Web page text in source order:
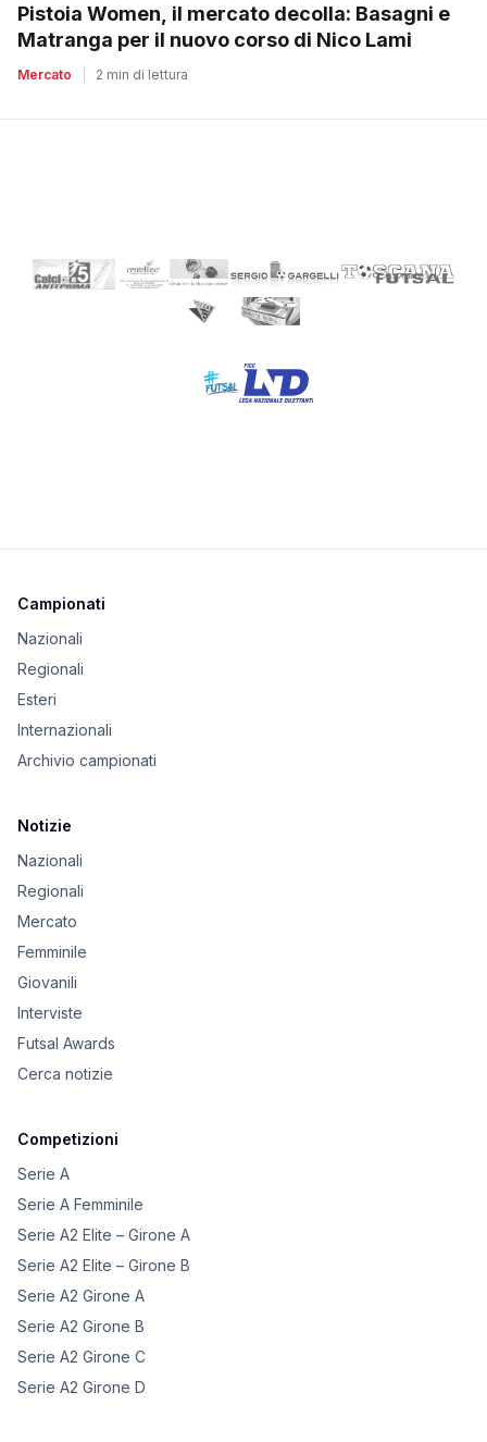
Pistoia Women, il mercato decolla: Basagni e
Matranga per il nuovo corso di Nico Lami
Mercato 2 min di lettura
Campionati
Nazionali
Regionali
Esteri
Internazionali
Archivio campionati
Notizie
Nazionali
Regionali
Mercato
Femminile
Giovanili
Interviste
Futsal Awards
Cerca notizie
Competizioni
Serie A
Serie A Femminile
Serie A2 Elite – Girone A
Serie A2 Elite – Girone B
Serie A2 Girone A
Serie A2 Girone B
Serie A2 Girone C
Serie A2 Girone D